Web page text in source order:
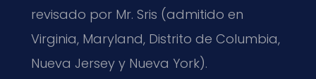
revisado por Mr. Sris (admitido en
Virginia, Maryland, Distrito de Columbia,
Nueva Jersey y Nueva York).